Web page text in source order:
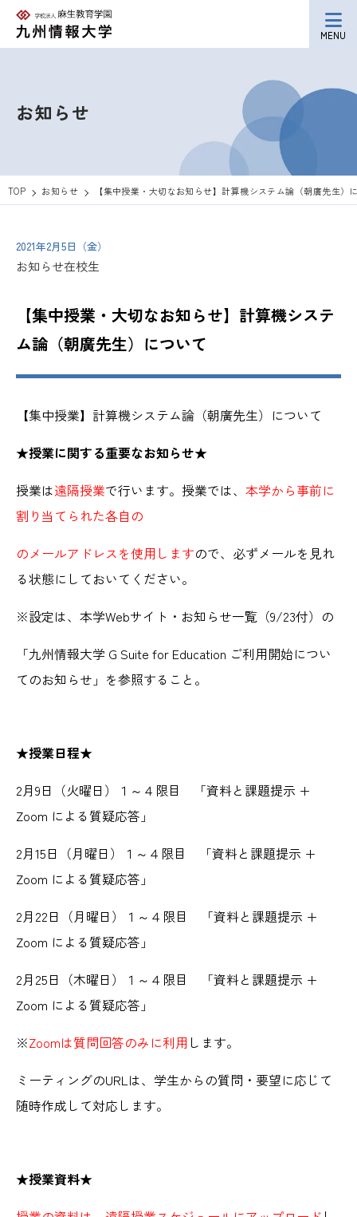
MENU
お知らせ
TOP お知らせ 【集中授業・大切なお知らせ】計算機システム論（朝廣先生）
2021年2月5日（金）
お知らせ在校生
【集中授業・大切なお知らせ】計算機システ
ム論（朝廣先生）について
【集中授業】 計算機システム論（朝廣先生）について
★授業に関する重要なお知らせ★
授業は遠隔授業で行います。授業では、 本学から事前に
割り当てられた各自の
のメールアドレスを使用しますので、必ずメールを見れ
る状態にしておいてください。
※設定は、本学Webサイト・お知らせ一覧（9/23付）の
「九州情報大学 G Suite for Education ご利用開始につい
てのお知らせ」を参照すること。
★授業日程★
2月9日（火曜日）１～４限目 「資料と課題提示 +
Zoom による質疑応答」
2月15日（月曜日）１～４限目 「資料と課題提示 +
Zoom による質疑応答」
2月22日（月曜日）１～４限目 「資料と課題提示 +
Zoom による質疑応答」
2月25日（木曜日）１～４限目 「資料と課題提示 +
Zoom による質疑応答」
※Zoomは質問回答のみに利用 します。
ミーティングのURLは、学生からの質問・要望に応じて
随時作成して対応します。
★授業資料★